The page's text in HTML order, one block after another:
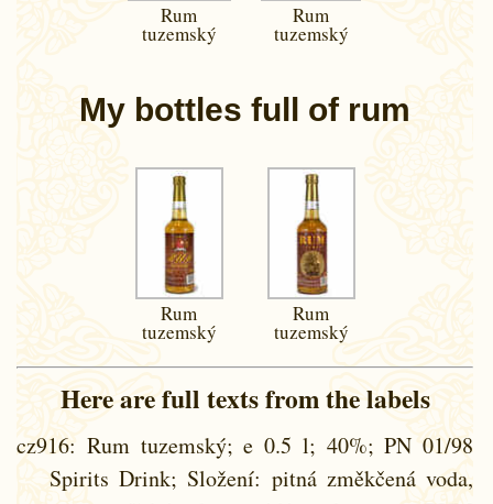
Rum
tuzemský
Rum
tuzemský
My bottles full of rum
Rum
tuzemský
Rum
tuzemský
Here are full texts from the labels
cz916: Rum tuzemský; e 0.5 l; 40%; PN 01/98
Spirits Drink; Složení: pitná změkčená voda,